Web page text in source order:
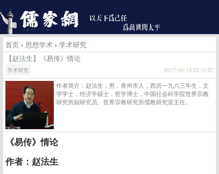
首页 › 思想学术 › 学术研究
【赵法生】《易传》情论
学术研究 2017-04-13 22:11:57
作者简介：赵法生，男，青州市人，西历一九六三年生，文
学学士，经济学硕士，哲学博士，中国社会科学院世界宗教
研究所副研究员、世界宗教研究所儒教研究室主任。
《易传》情论
作者：赵法生